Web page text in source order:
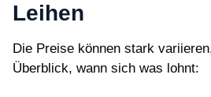
Leihen
Die Preise können stark
Überblick, wann sich was lohnt: